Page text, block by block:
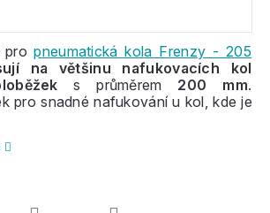
propneumatická kola Frenzy - 205
na většinu nafukovacích kol
s průměrem 200 mm.
pro snadné nafukování u kol, kde je